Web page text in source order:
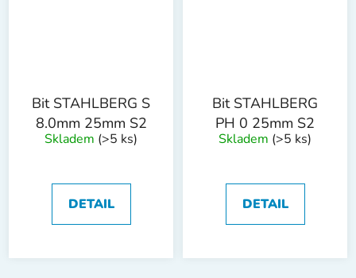
Bit STAHLBERG S
8.0mm 25mm S2
Skladem (>5 ks)
DETAIL
Bit STAHLBERG
PH 0 25mm S2
Skladem (>5 ks)
DETAIL